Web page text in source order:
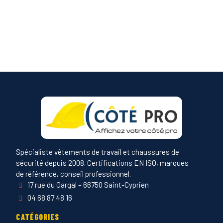
Spécialiste vêtements de travail et chaussures de
sécurité depuis 2008. Certifications EN ISO, marques
de référence, conseil professionnel.
17 rue du Gargal – 66750 Saint-Cyprien
04 68 87 48 16
CATÉGORIES